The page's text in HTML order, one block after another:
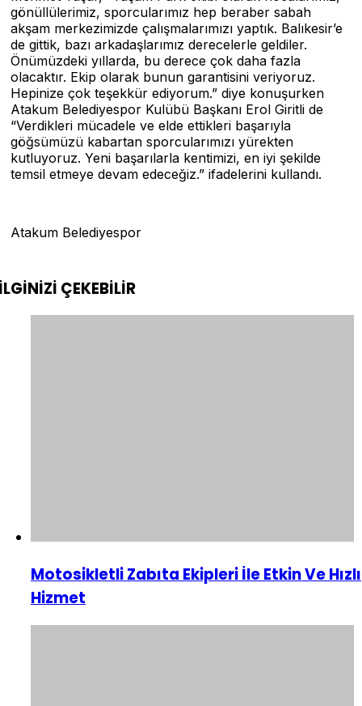
gönüllülerimiz, sporcularımız hep beraber sabah
akşam merkezimizde çalışmalarımızı yaptık. Balıkesir’e
de gittik, bazı arkadaşlarımız derecelerle geldiler.
Önümüzdeki yıllarda, bu derece çok daha fazla
olacaktır. Ekip olarak bunun garantisini veriyoruz.
Hepinize çok teşekkür ediyorum.” diye konuşurken
Atakum Belediyespor Kulübü Başkanı Erol Giritli de
“Verdikleri mücadele ve elde ettikleri başarıyla
göğsümüzü kabartan sporcularımızı yürekten
kutluyoruz. Yeni başarılarla kentimizi, en iyi şekilde
temsil etmeye devam edeceğiz.” ifadelerini kullandı.
Atakum Belediyespor
ÇEKEBİLİR
Motosikletli Zabıta Ekipleri İle Etkin Ve Hızlı
Hizmet